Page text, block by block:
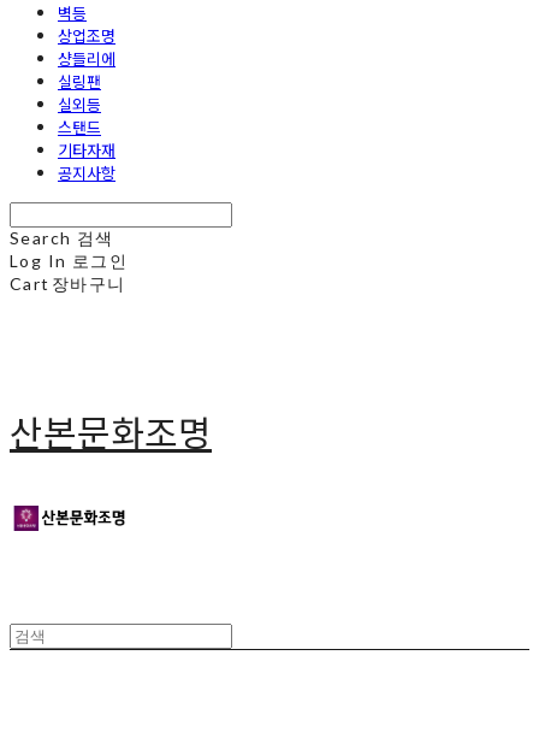
벽등
상업조명
샹들리에
실링팬
실외등
스탠드
기타자재
공지사항
Search 검색
Log In 로그인
Cart 장바구니
산본문화조명